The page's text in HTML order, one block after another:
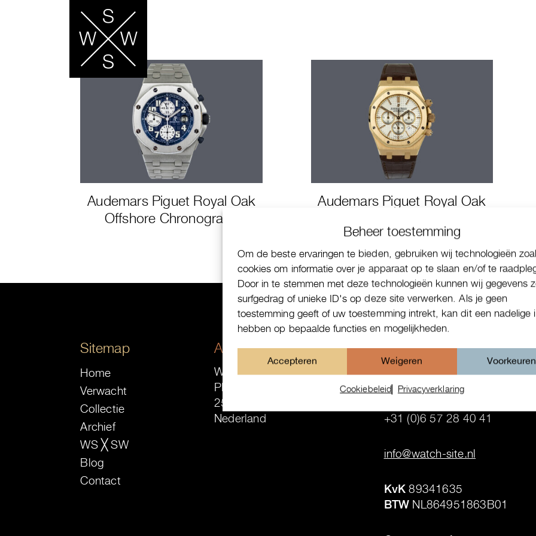
Beheer toestemming
Om de beste ervaringen te bieden, gebruiken wij technologieën
cookies om informatie over je apparaat op te slaan en/of te
Door in te stemmen met deze technologieën kunnen wij gegevens
surfgedrag of unieke ID's op deze site verwerken. Als je geen
toestemming geeft of uw toestemming intrekt, kan dit een nadelige
hebben op bepaalde functies en mogelijkheden.
Accepteren Weigeren Voorkeuren
Cookiebeleid Privacyverklaring
Audemars Piguet Royal Oak
Offshore Chronograph
Audemars Piguet Royal Oak
Sitemap
Home
Verwacht
Collectie
Archief
WS ╳ SW
Blog
Contact
Adres
Watch-Site B.V.
Plaats 16-2
2513 AE Den Haag
Nederland
Contactgegevens
Telefoonnummer winkel
+31 (0)70 361 55 85
+31 (0)6 57 28 40 41
info@watch-site.nl
KvK 89341635
BTW NL864951863B01